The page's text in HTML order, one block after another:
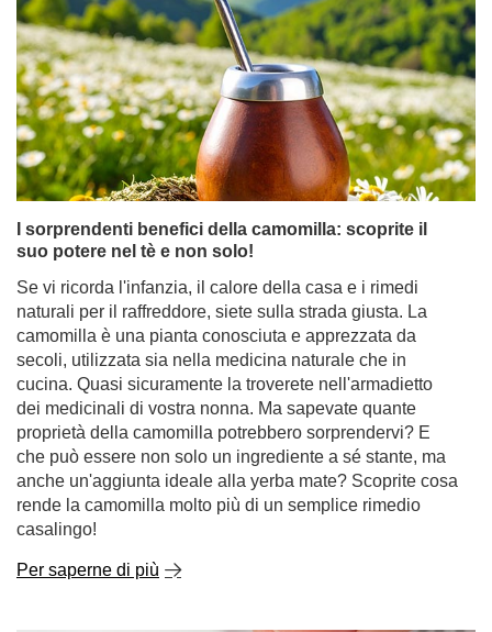
I sorprendenti benefici della camomilla: scoprite il
suo potere nel tè e non solo!
Se vi ricorda l'infanzia, il calore della casa e i rimedi
naturali per il raffreddore, siete sulla strada giusta. La
camomilla è una pianta conosciuta e apprezzata da
secoli, utilizzata sia nella medicina naturale che in
dei medicinali di vostra nonna. Ma sapevate quante
proprietà della camomilla potrebbero sorprendervi? E
che può essere non solo un ingrediente a sé stante, ma
anche un'aggiunta ideale alla yerba mate? Scoprite cosa
rende la camomilla molto più di un semplice rimedio
casalingo!
Per saperne di più